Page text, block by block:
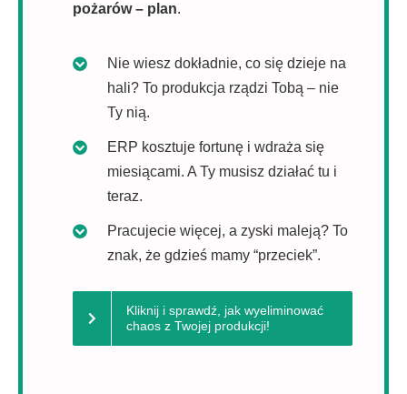
pożarów – plan.
Nie wiesz dokładnie, co się dzieje na
hali? To produkcja rządzi Tobą – nie
Ty nią.
ERP kosztuje fortunę i wdraża się
miesiącami. A Ty musisz działać tu i
teraz.
Pracujecie więcej, a zyski maleją? To
znak, że gdzieś mamy “przeciek”.
Kliknij i sprawdź, jak wyeliminować
chaos z Twojej produkcji!